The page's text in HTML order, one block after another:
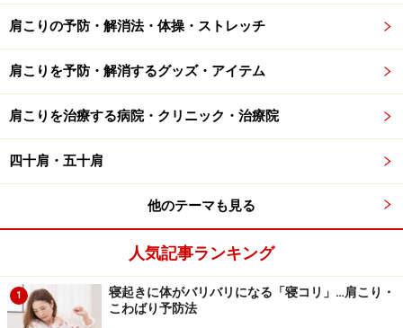
セロトニン不足では、気分的な問題も生じますが、痛み
に対しても敏感になるとも言われています。これは、セ
ロトニンのもつ鎮痛効果が不十分になるためです。その
■セロトニン不足の症状
イライラして攻撃的になりやすい。
気持ちが晴れず不安定。
きれいな姿勢をシャキっと保ちにくい。
周囲とのコミュニケーションがとりにくくなる。
少しのつらい出来事、状況に耐え難くなる。
肩こりの予防・解消法・体操・ストレッチ
肩こりを予防・解消するグッズ・アイテム
肩こりを治療する病院・クリニック・治療院
四十肩・五十肩
他のテーマも見る
人気記事ランキング
1
寝起きに体がバリバリになる「寝コリ」…肩こり・
こわばり予防法